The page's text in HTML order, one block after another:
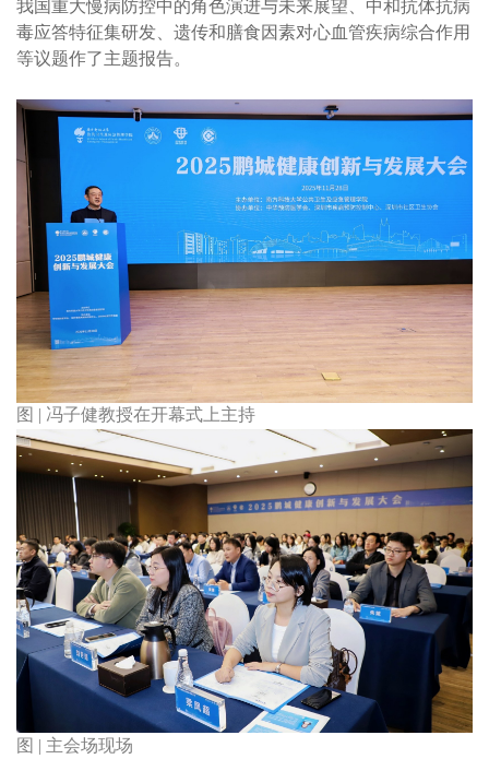
我国重大慢病防控中的角色演进与未来展望、中和抗体抗病
毒应答特征集研发、遗传和膳食因素对心血管疾病综合作用
等议题作了主题报告。
图 | 冯子健教授在开幕式上主持
图 | 主会场现场